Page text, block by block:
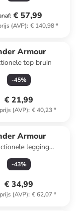
: € 57,99
(AVP): € 140,98*
Armour
top bruin
-45%
€ 21,99
(AVP): € 40,23*
Armour
legging
paars
-43%
€ 34,99
(AVP): € 62,07*